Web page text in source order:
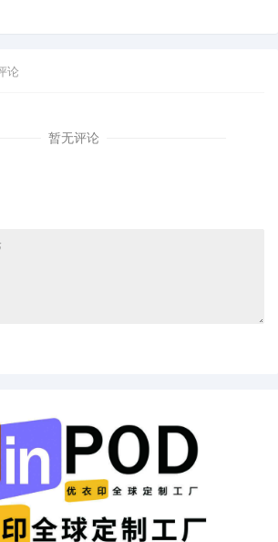
通过来自朋友或家人的推荐了解促销信
方式是，海外红人营销。
海外红人的创意
法
，快速、精准触达目标人群，相比于
获客成本可有效降低35% 。
论
暂无评论